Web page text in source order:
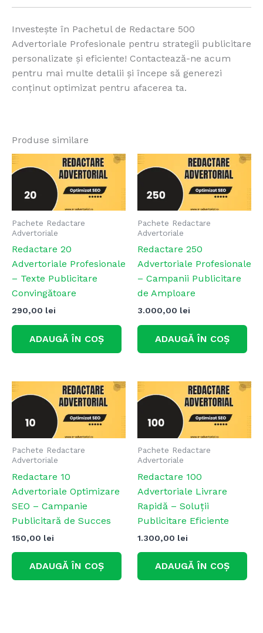
Investește în Pachetul de Redactare 500
Advertoriale Profesionale pentru strategii publicitare
personalizate și eficiente! Contactează-ne acum
pentru mai multe detalii și începe să generezi
conținut optimizat pentru afacerea ta.
Produse similare
Pachete Redactare
Advertoriale
Redactare 20
Advertoriale Profesionale
– Texte Publicitare
Convingătoare
290,00 lei
ADAUGĂ ÎN COȘ
Pachete Redactare
Advertoriale
Redactare 250
Advertoriale Profesionale
– Campanii Publicitare
de Amploare
3.000,00 lei
ADAUGĂ ÎN COȘ
Pachete Redactare
Advertoriale
Redactare 10
Advertoriale Optimizare
SEO – Campanie
Publicitară de Succes
150,00 lei
ADAUGĂ ÎN COȘ
Pachete Redactare
Advertoriale
Redactare 100
Advertoriale Livrare
Rapidă – Soluții
Publicitare Eficiente
1.300,00 lei
ADAUGĂ ÎN COȘ